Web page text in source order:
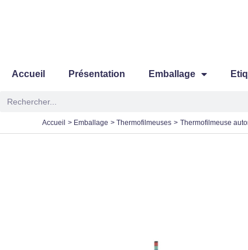
Accueil Présentation Emballage
Rechercher
Accueil Emballage Thermofilmeuses Thermofilmeuse